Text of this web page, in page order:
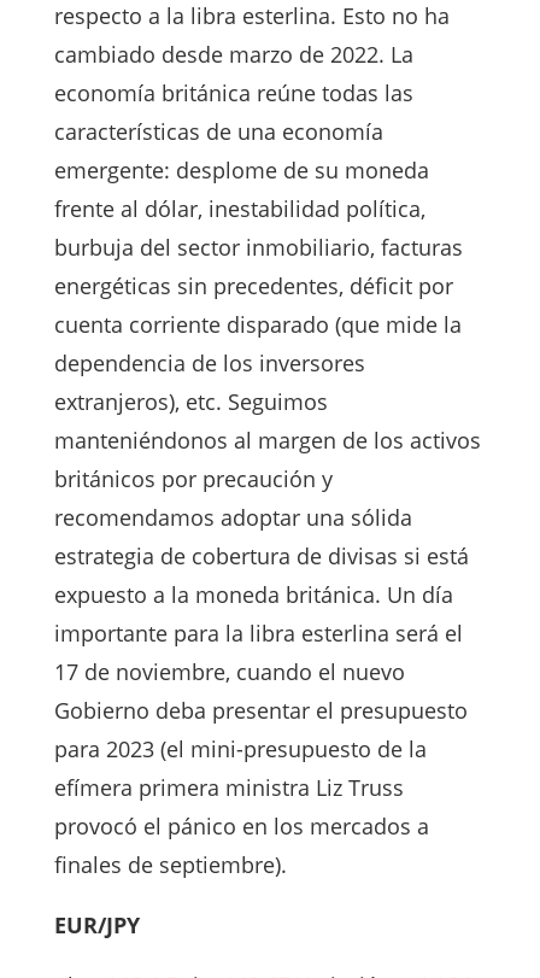
respecto a la libra esterlina. Esto no ha
cambiado desde marzo de 2022. La
economía británica reúne todas las
características de una economía
emergente: desplome de su moneda
frente al dólar, inestabilidad política,
burbuja del sector inmobiliario, facturas
energéticas sin precedentes, déficit por
cuenta corriente disparado (que mide la
dependencia de los inversores
extranjeros), etc. Seguimos
manteniéndonos al margen de los activos
británicos por precaución y
recomendamos adoptar una sólida
estrategia de cobertura de divisas si está
expuesto a la moneda británica. Un día
importante para la libra esterlina será el
17 de noviembre, cuando el nuevo
Gobierno deba presentar el presupuesto
para 2023 (el mini-presupuesto de la
efímera primera ministra Liz Truss
provocó el pánico en los mercados a
finales de septiembre).
EUR/JPY